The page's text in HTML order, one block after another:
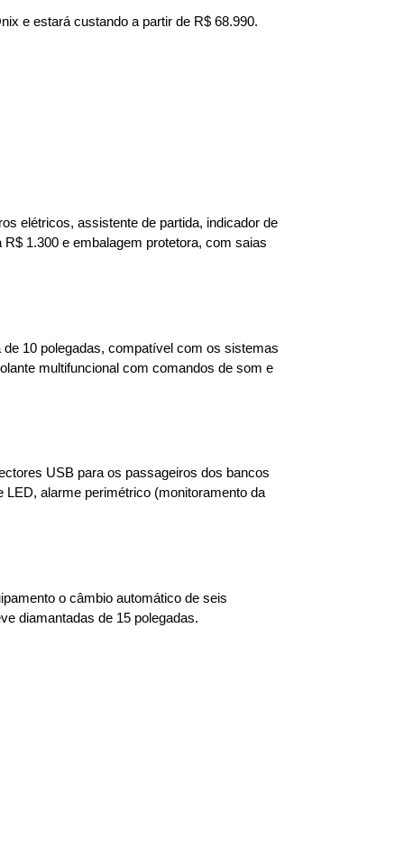
e estará custando a partir de R$ 68.990.
elétricos, assistente de partida, indicador de
1.300 e embalagem protetora, com saias
10 polegadas, compatível com os sistemas
multifuncional com comandos de som e
USB para os passageiros dos bancos
alarme perimétrico (monitoramento da
o câmbio automático de seis
diamantadas de 15 polegadas.